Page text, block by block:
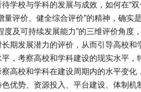
学校与学科的发展与成效，如何在“
评价、健全综合评价”的精神，确实
度及可持续发展能力”的三维评价角度
期发展潜力的评价，从而引导高校
，考察高校和学科建设的现实水平
高校和学科在建设周期内的水平变
优势、资源投入、平台建设、体制